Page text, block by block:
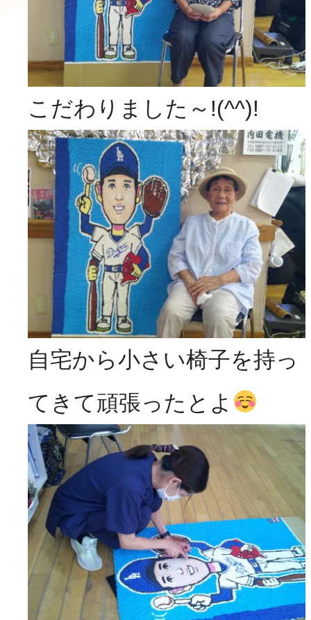
こだわりました～!(^^)!
自宅から小さい椅子を持っ
てきて頑張ったとよ